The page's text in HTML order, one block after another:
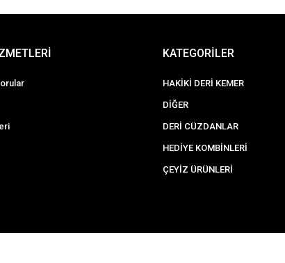
KATEGORİLER
HAKİKİ DERİ KEMER
DİĞER
DERİ CÜZDANLAR
HEDİYE KOMBİNLERİ
ÇEYİZ ÜRÜNLERİ